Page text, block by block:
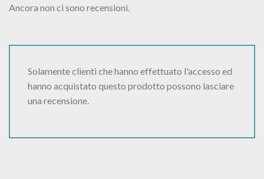
Ancora non ci sono recensioni.
Solamente clienti che hanno effettuato l'accesso ed
hanno acquistato questo prodotto possono lasciare
una recensione.